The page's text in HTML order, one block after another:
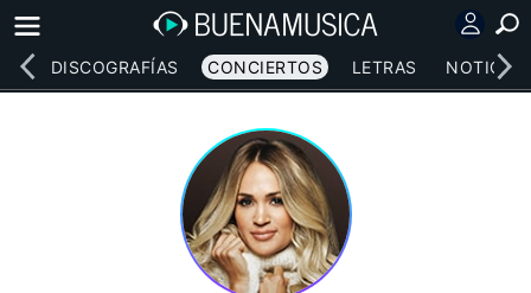
DISCOGRAFÍAS CONCIERTOS LETRAS NOTICIAS